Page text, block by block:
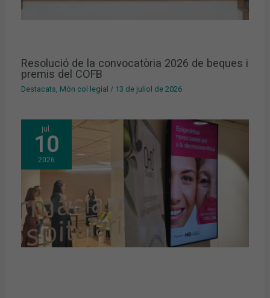
Resolució de la convocatòria 2026 de beques i
premis del COFB
Destacats, Món col·legial / 13 de juliol de 2026
jul.
10
2026